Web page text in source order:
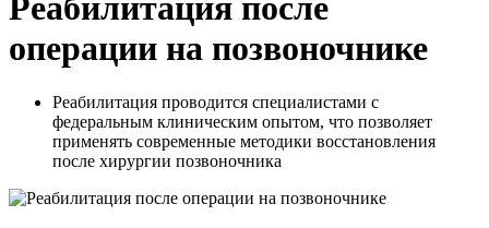
Реабилитация после
операции на позвоночнике
Реабилитация проводится специалистами с
федеральным клиническим опытом, что позволяет
применять современные методики восстановления
после хирургии позвоночника